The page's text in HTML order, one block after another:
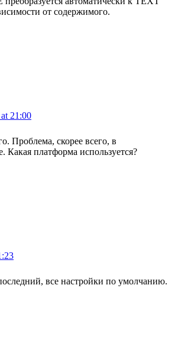
от содержимого.
21:00
Проблема, скорее всего, в
Какая платформа используется?
все настройки по умолчанию.